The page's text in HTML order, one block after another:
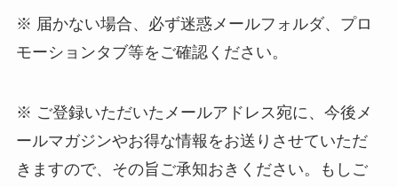
※ 届かない場合、必ず迷惑メールフォルダ、プロ
モーションタブ等をご確認ください。
※ ご登録いただいたメールアドレス宛に、今後メ
ールマガジンやお得な情報をお送りさせていただ
きますので、その旨ご承知おきください。もしご